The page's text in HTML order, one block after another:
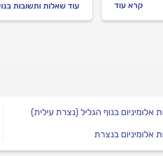
ולהחליט
קרא עוד עוד שאלות ותשובות
אלומיניום בנוף הגליל (נצרת עילית)
אלומיניום בנצרת